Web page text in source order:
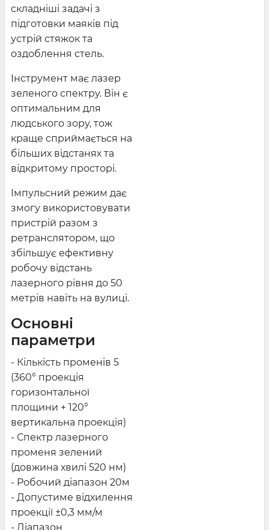
складніші задачі з
підготовки маяків під
устрій стяжок та
оздоблення стель.
Інструмент має лазер
зеленого спектру. Він є
оптимальним для
людського зору, тож
краще сприймається на
більших відстанях та
відкритому просторі.
Імпульсний режим дає
змогу використовувати
пристрій разом з
ретранслятором, що
збільшує ефективну
робочу відстань
лазерного рівня до 50
метрів навіть на вулиці.
Основні
параметри
- Кількість променів 5
(360° проекція
горизонтальної
площини + 120°
вертикальна проекція)
- Спектр лазерного
променя зелений
(довжина хвилі 520 нм)
- Робочий діапазон 20м
- Допустиме відхилення
проекції ±0,3 мм/м
- Діапазон